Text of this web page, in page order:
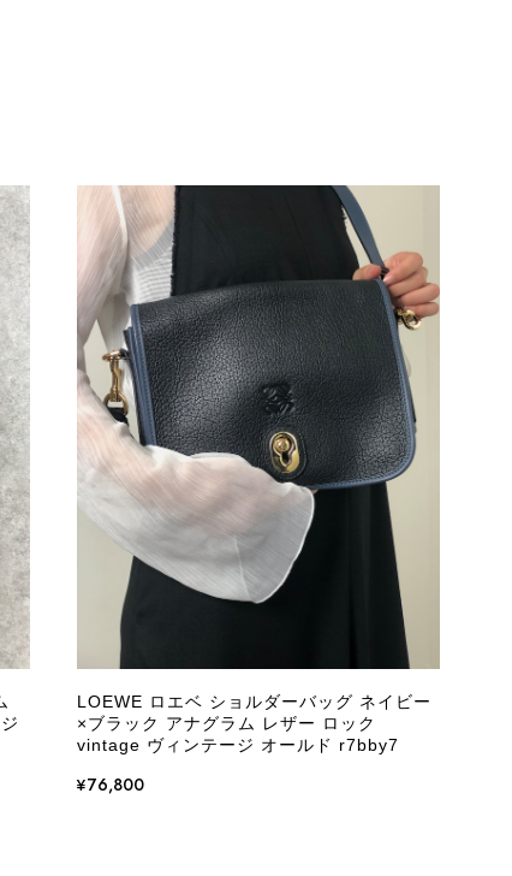
がとうございます。 商品を無事にお受け取りいただ
どございましたら、いつでもお気軽にご相談くださ
たします。 VintageShop solo
た商品は、写真には写っていない内側の蛇腹部分と全面ポ
ない状態で、見た瞬間に気持ち悪さを感じ、とても使用で
り、多少の経年劣化は承知のうえで購入しています。 しか
いただくべきだと思います。 実は以前こちらで購入した際
そのときはたまたまだと思っていましたが、今回も掲載内容
い買い物ではなかったため、ショックも大きかったです。
購入者が出ないよう、商品の状態をより正確に記載し、見
す。
のご不安を含め、残念な思いをおかけしましたこと、
気持ちを思うと、大変心苦しく感じております。 今
・返金を含め、責任をもって対応してまいります。
LOEWE ロエベ ショルダーバッグ ネイビー
×ブラック アナグラム レザー ロック
vintage ヴィンテージ オールド r7bby7
¥76,800